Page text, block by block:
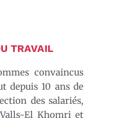
TRAVAIL
convaincus
depuis 10 ans de
des salariés,
El Khomri et